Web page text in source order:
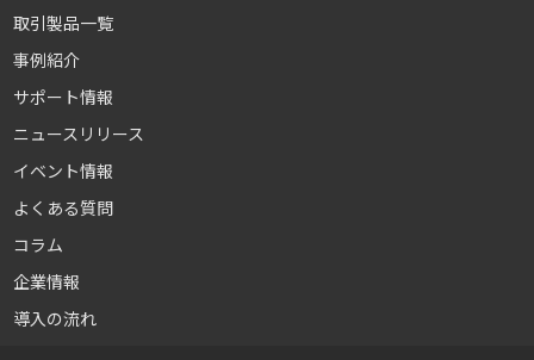
取引製品一覧
事例紹介
サポート情報
ニュースリリース
イベント情報
よくある質問
コラム
企業情報
導入の流れ